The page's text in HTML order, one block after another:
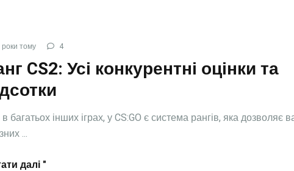
роки тому 4
CS2: Усі конкурентні оцінки та
в багатьох інших іграх, у CS:GO є система рангів, яка дозволяє
...
далі "